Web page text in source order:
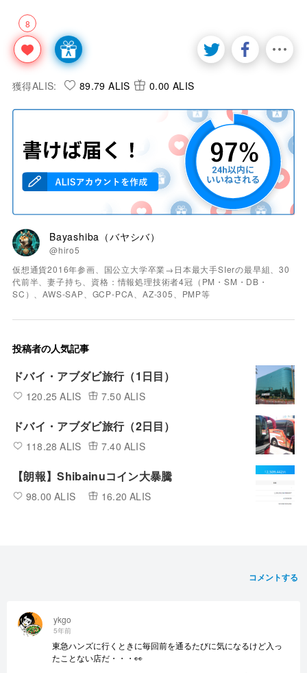
8
獲得ALIS: 89.79 ALIS 0.00 ALIS
Bayashiba（バヤシバ）
@hiro5
仮想通貨2016年参画、国公立大学卒業→日本最大手SIerの最早組、30
代前半、妻子持ち、資格：情報処理技術者4冠（PM・SM・DB・
SC）、AWS-SAP、GCP-PCA、AZ-305、PMP等
投稿者の人気記事
ドバイ・アブダビ旅行（1日目）
120.25 ALIS 7.50 ALIS
ドバイ・アブダビ旅行（2日目）
118.28 ALIS 7.40 ALIS
【朗報】Shibainuコイン大暴騰
98.00 ALIS 16.20 ALIS
コメントする
ykgo
5年前
東急ハンズに行くときに毎回前を通るたびに気になるけど入っ
たことない店だ・・・👀